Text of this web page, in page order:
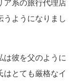
ア系の旅行代理店
うようになりまし
は彼を父のように
はとても厳格なイ